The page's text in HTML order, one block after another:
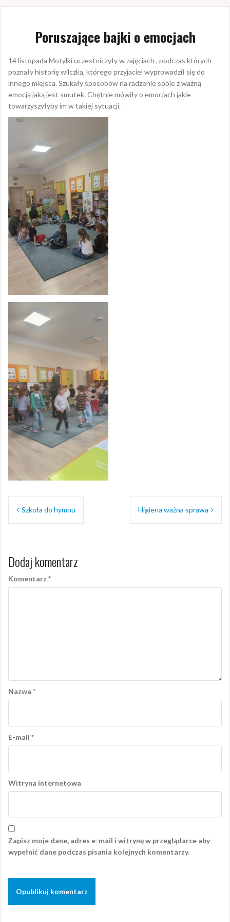
Poruszające bajki o emocjach
14 listopada Motylki uczestniczyły w zajęciach , podczas których
poznały historię wilczka, którego przyjaciel wyprowadził się do
innego miejsca. Szukały sposobów na radzenie sobie z ważną
emocją jaką jest smutek. Chętnie mówiły o emocjach jakie
towarzyszyłyby im w takiej sytuacji.
Nawigacja
Szkoła do hymnu Higiena ważna sprawa
Dodaj komentarz
Komentarz *
Nazwa *
E-mail *
Witryna internetowa
Zapisz moje dane, adres e-mail i witrynę w przeglądarce aby
wypełnić dane podczas pisania kolejnych komentarzy.